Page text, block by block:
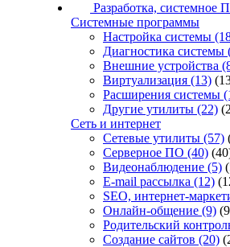
Разработка, системное
Системные программы
Настройка системы
Диагностика системы
Внешние устройства
Виртуализация (13)
Расширения системы
Другие утилиты (22)
Сеть и интернет
Сетевые утилиты (57)
Серверное ПО (40)
Видеонаблюдение (5)
E-mail рассылка (12)
SEO, интернет-
Онлайн-общение (9)
Родительский
Создание сайтов (20)